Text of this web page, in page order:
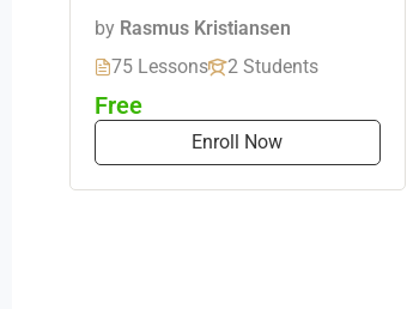
by Rasmus Kristiansen
75 Lessons
2 Students
Free
Enroll Now